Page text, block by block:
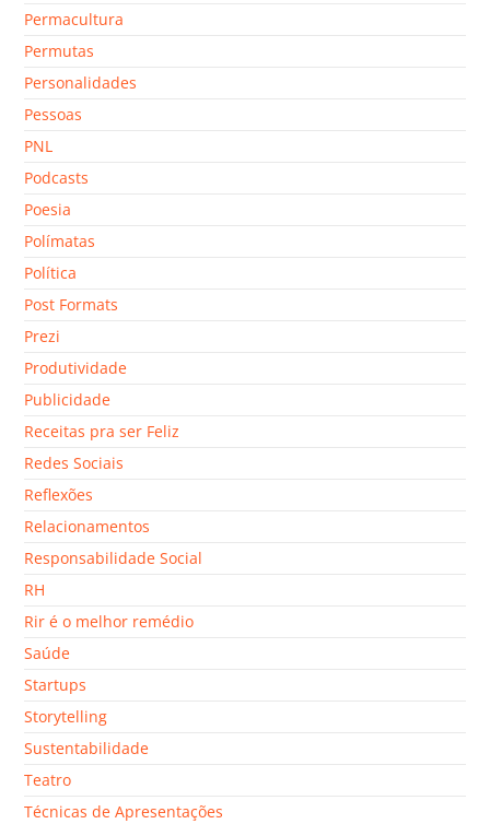
Permacultura
Permutas
Personalidades
Pessoas
PNL
Podcasts
Poesia
Polímatas
Política
Post Formats
Prezi
Produtividade
Publicidade
Receitas pra ser Feliz
Redes Sociais
Reflexões
Relacionamentos
Responsabilidade Social
RH
Rir é o melhor remédio
Saúde
Startups
Storytelling
Sustentabilidade
Teatro
Técnicas de Apresentações